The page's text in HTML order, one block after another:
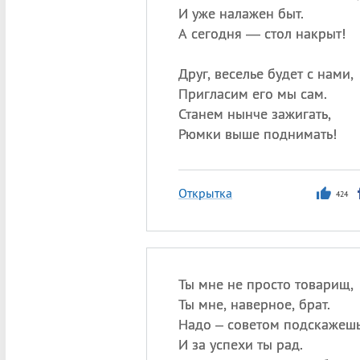
И уже налажен быт.
А сегодня — стол накрыт!
Друг, веселье будет с нами,
Пригласим его мы сам.
Станем нынче зажигать,
Рюмки выше поднимать!
Открытка 424
Ты мне не просто товарищ,
Ты мне, наверное, брат.
Надо – советом
И за успехи ты рад.